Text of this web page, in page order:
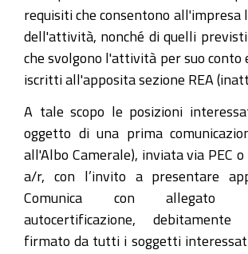
requisiti che consentono all'impresa
dell'attività, nonché di quelli
che svolgono l'attività per suo conto
iscritti all'apposita sezione REA
A tale scopo le posizioni
oggetto di una prima
all'Albo Camerale), inviata via PEC
a/r, con l’invito a presentare
Comunica con allegato
autocertificazione,
firmato da tutti i soggetti